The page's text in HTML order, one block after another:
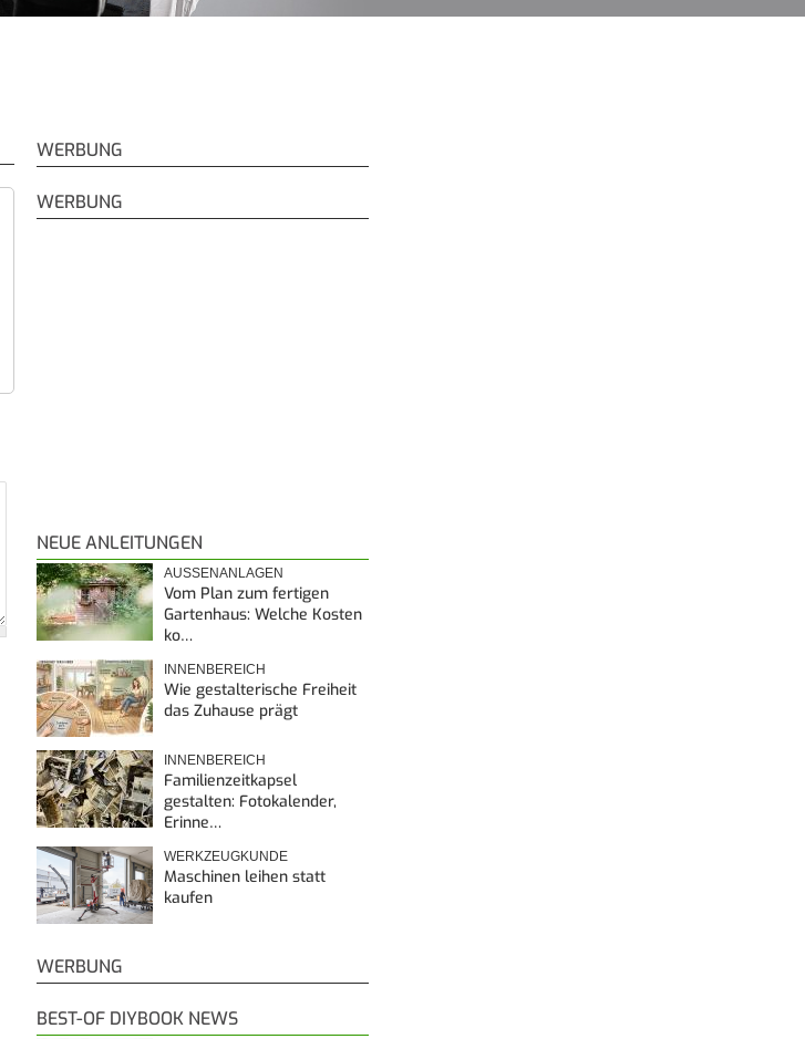
WERBUNG
WERBUNG
NEUE ANLEITUNGEN
AUSSENANLAGEN
Vom Plan zum fertigen
Gartenhaus: Welche Kosten
ko…
INNENBEREICH
Wie gestalterische Freiheit
das Zuhause prägt
INNENBEREICH
Familienzeitkapsel
gestalten: Fotokalender,
Erinne…
WERKZEUGKUNDE
Maschinen leihen statt
kaufen
WERBUNG
BEST-OF DIYBOOK NEWS